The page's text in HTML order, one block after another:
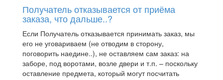
Получатель отказывается от приёма
заказа, что дальше..?
Если Получатель отказывается принимать заказ, мы
его не уговариваем (не отводим в сторону,
поговорить наедине..), не оставляем сам заказ: на
заборе, под воротами, возле двери и т.п. – поскольку
оставление предмета, который могут посчитать